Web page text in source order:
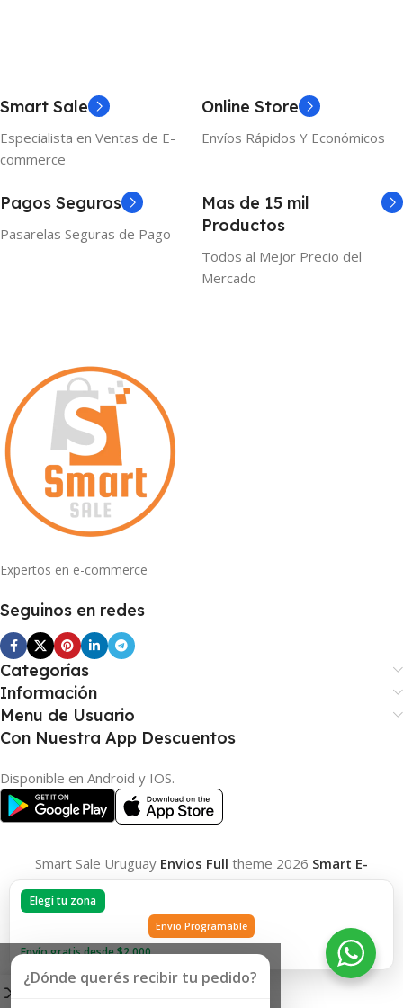
Elegí tu zona
Envio Programable
Envío gratis desde $2.000
Smart Sale
Especialista en Ventas de E-
commerce
Online Store
Envíos Rápidos Y Económicos
Pagos Seguros
Pasarelas Seguras de Pago
Mas de 15 mil
Productos
Todos al Mejor Precio del
Mercado
Expertos en e-commerce
Seguinos en redes
Categorías
Información
Menu de Usuario
Con Nuestra App Descuentos
Disponible en Android y IOS.
Smart Sale Uruguay Envios Full theme 2026 Smart E-
Commerce.
¿Dónde querés recibir tu pedido?